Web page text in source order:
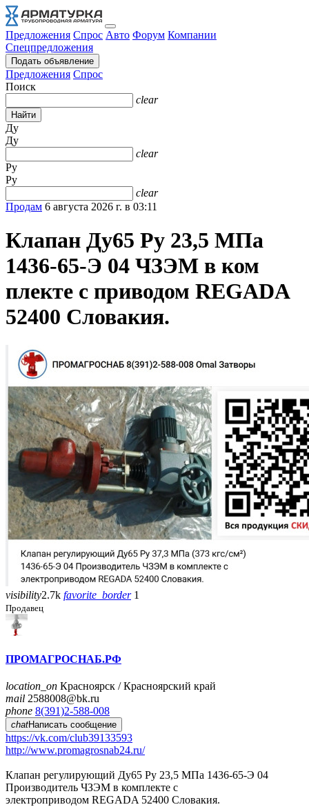
Предложения Спрос Авто Форум Компании
Спецпредложения
Подать объявление
Предложения Спрос
Поиск
clear
Найти
Ду
Ду
clear
Py
Py
clear
Продам 6 августа 2026 г. в 03:11
Клапан Ду65 Ру 23,5 МПа ​
1436-65-Э 04 ЧЗЭМ в ком​
плекте с приводом REGADA​
52400 Словакия.
visibility2.7k favorite_border 1
Продавец
ПРОМАГРОСНАБ.РФ
location_on Красноярск / Красноярский край
mail 2588008@bk.ru
phone 8(391)2-588-008
chatНаписать сообщение
https://vk.com/club39133​593
http://www.promagros​nab24.ru/
Клапан регули​рующий Ду65 Ру 23,5 МПа ​1436-65-Э 04
Производит​ель ЧЗЭМ в комплекте с
​электроприводом REGADA 5​2400 Словакия.